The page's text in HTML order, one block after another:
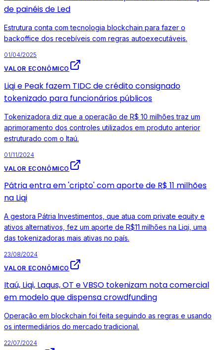
de painéis de Led
Estrutura conta com tecnologia blockchain para fazer o
backoffice dos recebíveis com regras autoexecutáveis.
01/04/2025
VALOR ECONÔMICO
Liqi e Peak fazem TIDC de crédito consignado
tokenizado para funcionários públicos
Tokenizadora diz que a operação de R$ 10 milhões traz um
aprimoramento dos controles utilizados em produto anterior
estruturado com o Itaú.
01/11/2024
VALOR ECONÔMICO
Pátria entra em 'cripto' com aporte de R$ 11 milhões
na Liqi
A gestora Pátria Investimentos, que atua com private equity e
ativos alternativos, fez um aporte de R$11 milhões na Liqi, uma
das tokenizadoras mais ativas no país.
23/08/2024
VALOR ECONÔMICO
Itaú, Liqi, Laqus, OT e VBSO tokenizam nota comercial
em modelo que dispensa crowdfunding
Operação em blockchain foi feita seguindo as regras e usando
os intermediários do mercado tradicional.
22/07/2024